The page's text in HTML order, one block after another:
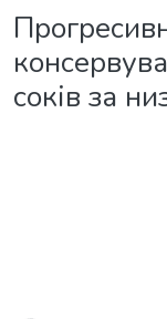
соків за